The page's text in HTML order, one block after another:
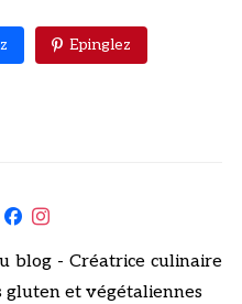
Epinglez
blog - Créatrice culinaire
gluten et végétaliennes